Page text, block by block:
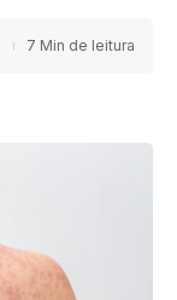
7 Min de leitura